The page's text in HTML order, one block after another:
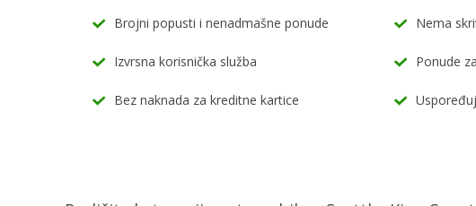
Brojni popusti i nenadmašne ponude Nema
Izvrsna korisnička služba Ponude
Bez naknada za kreditne kartice